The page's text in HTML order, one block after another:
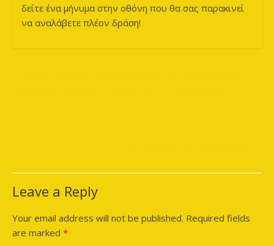
δείτε ένα μήνυμα στην οθόνη που θα σας παρακινεί
να αναλάβετε πλέον δράση!
Leave a Reply
Your email address will not be published. Required fields
are marked *